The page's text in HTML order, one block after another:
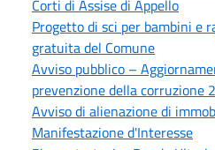
Corti di Assise di Appello
Progetto di sci per bambini e
gratuita del Comune
Avviso pubblico –
prevenzione della corruzione
Avviso di alienazione di
Manifestazione d'Interesse